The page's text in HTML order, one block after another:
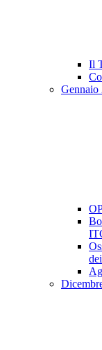
Il
Gennaio